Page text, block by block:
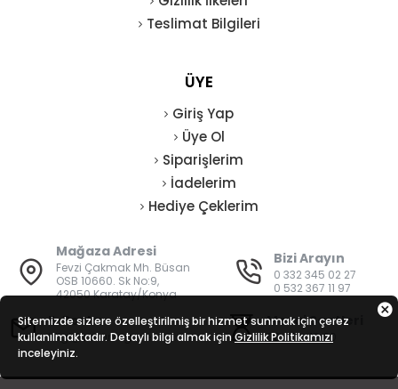
Teslimat Bilgileri
ÜYE
Giriş Yap
Üye Ol
Siparişlerim
İadelerim
Hediye Çeklerim
Mağaza Adresi
Fevzi Çakmak Mh. Büsan
OSB 10660. Sk No:9,
42050 Karatay/Konya
Bizi Arayın
0 332 345 02 27
0 532 367 11 97
E-Posta
bilgi@vatanisguvenligi.com
Mesai Saatleri
08:00 - 19:00
Sitemizde sizlere özelleştirilmiş bir hizmet sunmak için çerez
kullanılmaktadır. Detaylı bilgi almak için Gizlilik Politikamızı
inceleyiniz.